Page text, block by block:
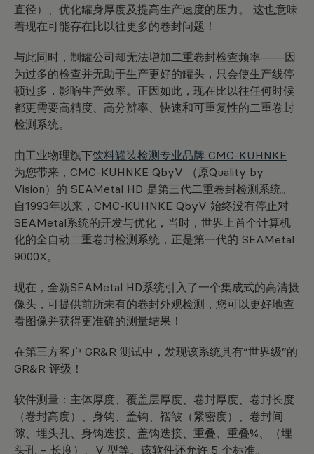
直径）、优化罐身厚度及提高生产速度的压力。 这也意味
着现在可能存在比以往更多的卷封问题！
与此同时，制罐公司却无法增加二重卷封检查频率——因
为过多的检查并无助于生产更好的罐头，只会使生产线停
顿过多，影响生产效率。正因如此，现在比以往任何时候
都更需要高精度、高分辨率、快速和可重复性的二重卷封
检测系统。
由工业物理旗下饮料罐装检测专业品牌 CMC-KUHNKE
为您带来，CMC-KUHNKE QbyV （原Quality by
Vision）的 SEAMetal HD 是第三代二重卷封检测系统。
自1993年以来，CMC-KUHNKE QbyV 始终没有停止对
SEAMetal系统的开发与优化，当时，世界上首个计算机
化的全自动二重卷封检测系统，正是第一代的 SEAMetal
9000X。
现在，全新SEAMetal HD系统引入了一个集成式的高清摄
像头，可提供前所未有的卷封外观检测，您可以更好地查
看图像并获得更准确的测量结果！
在第三方客户 GR&R 测试中，发现该系统具有“世界级”的
GR&R 评级！
软件测量：主体厚度、覆盖层厚度、卷封厚度、卷封长度
（卷封高度）、身钩、盖钩、褶皱（紧密度）、卷封间
隙、埋头孔、身钩迭接、盖钩迭接、重叠、重叠%、（埋
头孔 – 长度）、V 型等。该软件还允许 5 个标准。